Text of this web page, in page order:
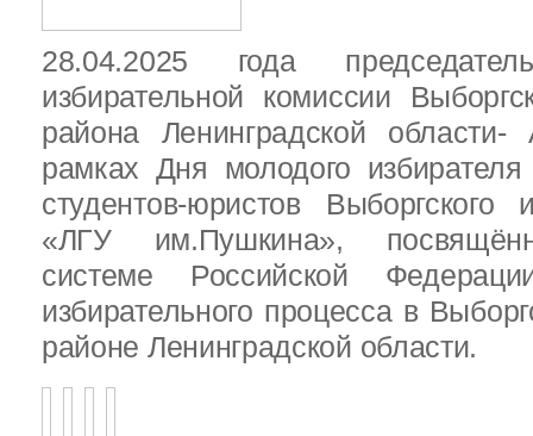
28.04.2025 года
избирательной комиссии
района Ленинградской
рамках Дня молодого
студентов-юристов Выборгского
«ЛГУ им.Пушкина»,
системе Российской
избирательного процесса в
районе Ленинградской области.